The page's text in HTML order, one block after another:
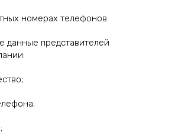
номерах телефонов.
данные представителей